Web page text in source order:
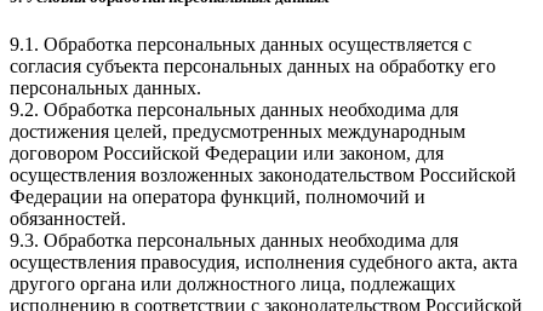
9.1. Обработка персональных данных осуществляется с
согласия субъекта персональных данных на обработку его
персональных данных.
9.2. Обработка персональных данных необходима для
достижения целей, предусмотренных международным
договором Российской Федерации или законом, для
осуществления возложенных законодательством Российской
Федерации на оператора функций, полномочий и
обязанностей.
9.3. Обработка персональных данных необходима для
осуществления правосудия, исполнения судебного акта, акта
другого органа или должностного лица, подлежащих
исполнению в соответствии с законодательством Российской